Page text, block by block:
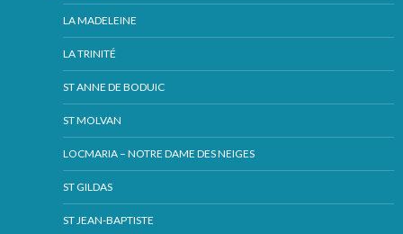
LA MADELEINE
LA TRINITÉ
ST ANNE DE BODUIC
ST MOLVAN
LOCMARIA – NOTRE DAME DES NEIGES
ST GILDAS
ST JEAN-BAPTISTE